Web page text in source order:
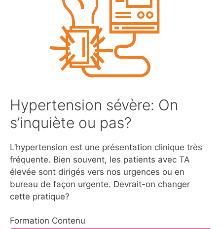
Hypertension sévère: On
s’inquiète ou pas?
L’hypertension est une présentation clinique très
fréquente. Bien souvent, les patients avec TA
élevée sont dirigés vers nos urgences ou en
bureau de façon urgente. Devrait-on changer
cette pratique?
Formation Contenu